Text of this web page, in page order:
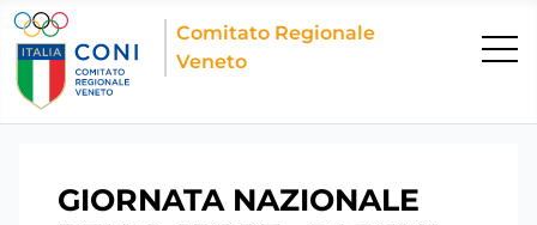
Comitato Regionale
Veneto
GIORNATA NAZIONALE